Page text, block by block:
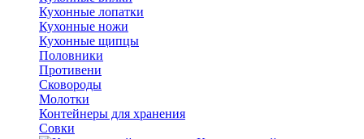
Кухонные лопатки
Кухонные ножи
Кухонные щипцы
Половники
Противени
Сковороды
Молотки
Контейнеры для хранения
Совки